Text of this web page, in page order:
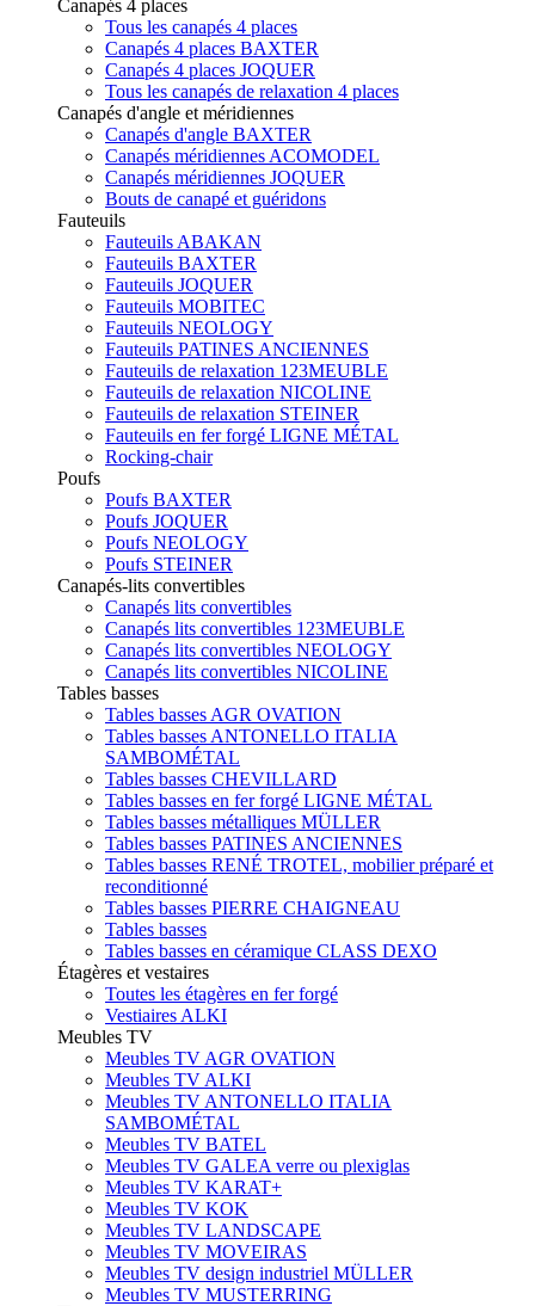
Canapés 4 places
Tous les canapés 4 places
Canapés 4 places BAXTER
Canapés 4 places JOQUER
Tous les canapés de relaxation 4 places
Canapés d'angle et méridiennes
Canapés d'angle BAXTER
Canapés méridiennes ACOMODEL
Canapés méridiennes JOQUER
Bouts de canapé et guéridons
Fauteuils
Fauteuils ABAKAN
Fauteuils BAXTER
Fauteuils JOQUER
Fauteuils MOBITEC
Fauteuils NEOLOGY
Fauteuils PATINES ANCIENNES
Fauteuils de relaxation 123MEUBLE
Fauteuils de relaxation NICOLINE
Fauteuils de relaxation STEINER
Fauteuils en fer forgé LIGNE MÉTAL
Rocking-chair
Poufs
Poufs BAXTER
Poufs JOQUER
Poufs NEOLOGY
Poufs STEINER
Canapés-lits convertibles
Canapés lits convertibles
Canapés lits convertibles 123MEUBLE
Canapés lits convertibles NEOLOGY
Canapés lits convertibles NICOLINE
Tables basses
Tables basses AGR OVATION
Tables basses ANTONELLO ITALIA
SAMBOMÉTAL
Tables basses CHEVILLARD
Tables basses en fer forgé LIGNE MÉTAL
Tables basses métalliques MÜLLER
Tables basses PATINES ANCIENNES
Tables basses RENÉ TROTEL, mobilier préparé et
reconditionné
Tables basses PIERRE CHAIGNEAU
Tables basses
Tables basses en céramique CLASS DEXO
Étagères et vestaires
Toutes les étagères en fer forgé
Vestiaires ALKI
Meubles TV
Meubles TV AGR OVATION
Meubles TV ALKI
Meubles TV ANTONELLO ITALIA
SAMBOMÉTAL
Meubles TV BATEL
Meubles TV GALEA verre ou plexiglas
Meubles TV KARAT+
Meubles TV KOK
Meubles TV LANDSCAPE
Meubles TV MOVEIRAS
Meubles TV design industriel MÜLLER
Meubles TV MUSTERRING